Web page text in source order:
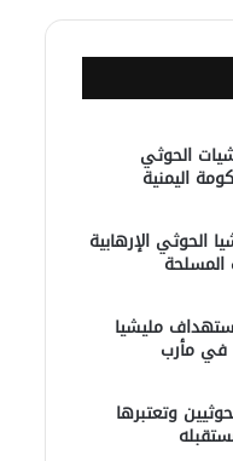
الحوثي
اليمنية
الحوثي الإرهابية
مليشيا
في مأرب
وتعتبرها